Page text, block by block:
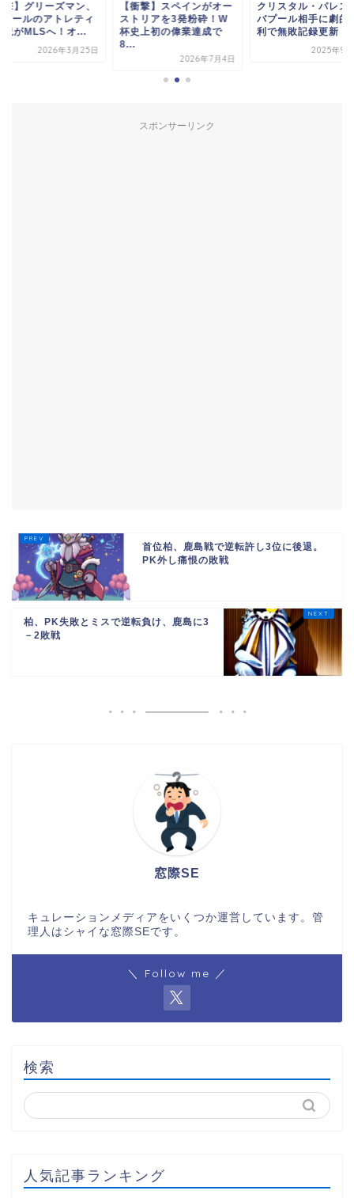
撃】グリーズマン、
ールのアトレティ
説がMLSへ！オ...
2026年3月25日
【衝撃】スペインがオー
ストリアを3発粉砕！W
杯史上初の偉業達成で
8...
2026年7月4日
クリスタル・パレス
バプール相手に劇的
利で無敗記録更新！
2025年9
スポンサーリンク
首位柏、鹿島戦で逆転許し3位に後退。
PK外し痛恨の敗戦
柏、PK失敗とミスで逆転負け、鹿島に3
－2敗戦
窓際SE
キュレーションメディアをいくつか運営しています。管
理人はシャイな窓際SEです。
＼ Follow me ／
検索
人気記事ランキング